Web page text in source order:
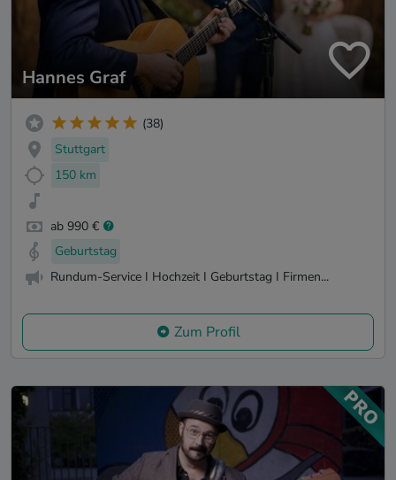
Hannes Graf
(38)
Stuttgart
150 km
ab 990 €
Geburtstag
Rundum-Service I Hochzeit I Geburtstag I Firmen...
Zum Profil